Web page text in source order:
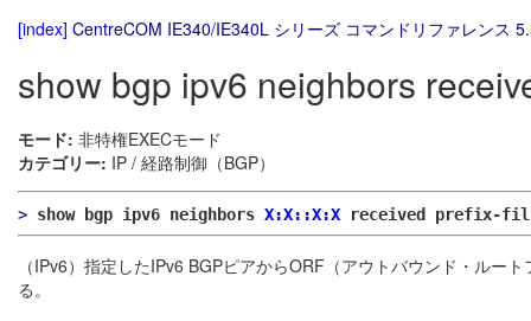
[index] CentreCOM IE340/IE340L シリーズ コマンドリファレンス
show bgp ipv6 neighbors
モード: 非特権EXECモード
カテゴリー: IP / 経路制御（BGP）
> show bgp ipv6 neighbors X:X::X:X received prefix-
（IPv6）指定したIPv6 BGPピアからORF（アウトバウンド・ルー
る。